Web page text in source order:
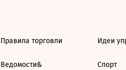
Правила торговли
Ведомости&
Идеи
Спорт